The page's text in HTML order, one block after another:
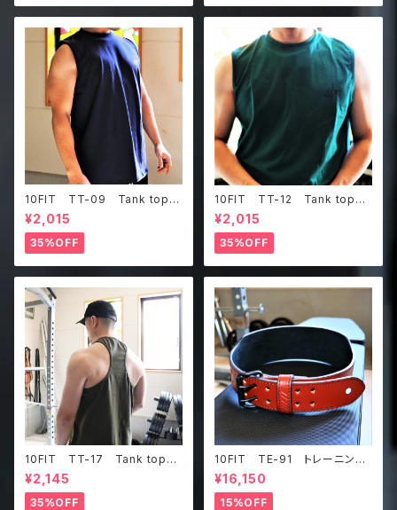
10FIT TT-09 Tank top
タンクトップ ジムウェア トレ
ーニング 筋トレ 紺
¥2,015
35%OFF
10FIT TT-12 Tank top
タンクトップ ジムウェア トレ
ーニング 筋トレ ダークグリ
ーン
¥2,015
35%OFF
10FIT TT-17 Tank top
タンクトップ ジムウェア トレ
ーニング 筋トレ カーキ
¥2,145
35%OFF
10FIT TE-91 トレーニング
ベルト リフティングベルト パ
ワーベルト レザー ブラウ
ン lifting belt power belt
¥16,150
15%OFF